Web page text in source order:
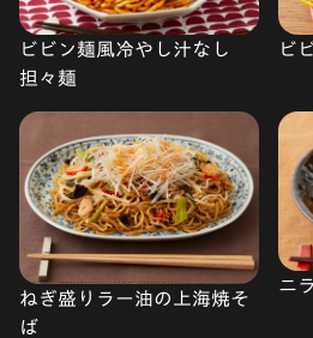
ビビン麺風冷やし汁なし
担々麺
ビ
ねぎ盛りラー油の上海焼そ
ば
ニ